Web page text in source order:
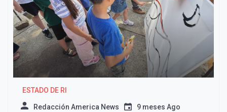
ESTADO DE RI
Redacción America News 9 meses Ago